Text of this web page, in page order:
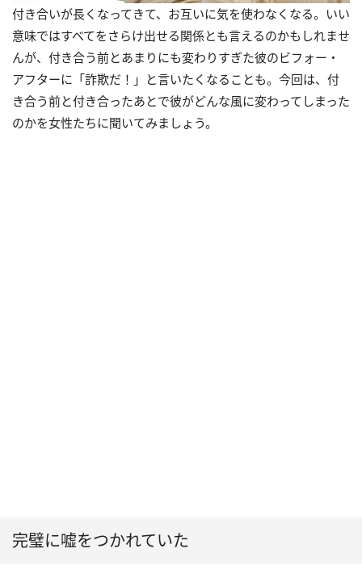
付き合いが長くなってきて、お互いに気を使わなくなる。いい
意味ではすべてをさらけ出せる関係とも言えるのかもしれませ
んが、付き合う前とあまりにも変わりすぎた彼のビフォー・
アフターに「詐欺だ！」と言いたくなることも。今回は、付
き合う前と付き合ったあとで彼がどんな風に変わってしまった
のかを女性たちに聞いてみましょう。
完璧に嘘をつかれていた